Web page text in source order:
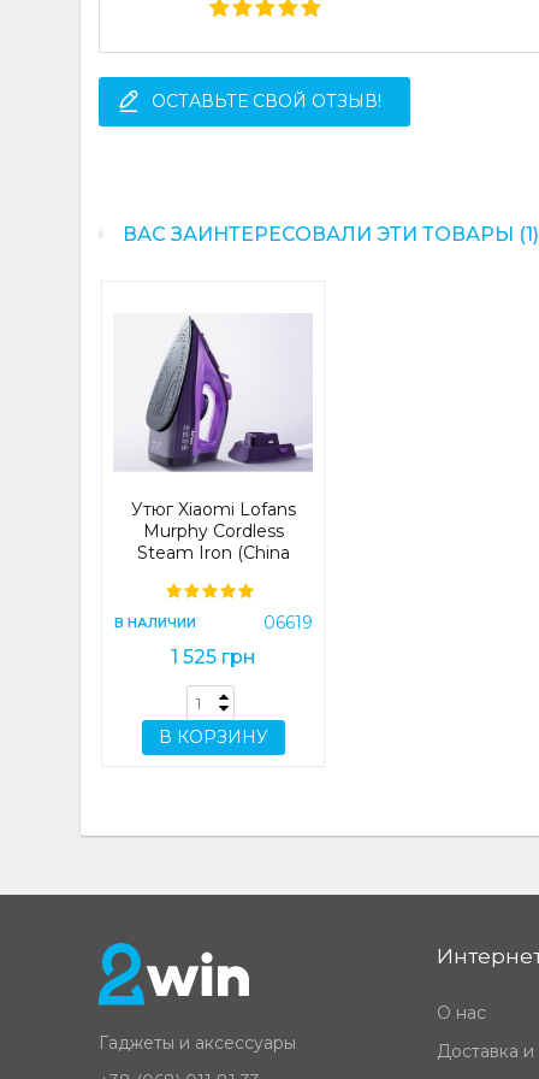
ОСТАВЬТЕ СВОЙ ОТЗЫВ!
ВАС ЗАИНТЕРЕСОВАЛИ ЭТИ ТОВАРЫ (1)
Утюг Xiaomi Lofans
Murphy Cordless
Steam Iron (China
012D)
В НАЛИЧИИ 06619
1 525 грн
В КОРЗИНУ
Гаджеты и аксессуары
О нас
Доставка и